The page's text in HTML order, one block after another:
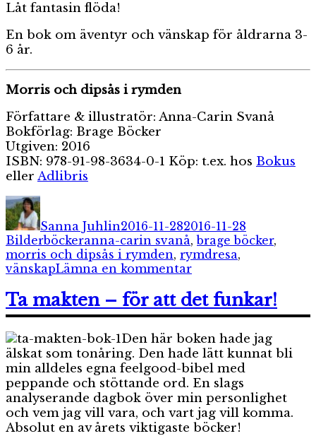
Låt fantasin flöda!
En bok om äventyr och vänskap för åldrarna 3-
6 år.
Morris och dipsås i rymden
Författare & illustratör: Anna-Carin Svanå
Bokförlag: Brage Böcker
Utgiven: 2016
ISBN: 978-91-98-3634-0-1 Köp: t.ex. hos Bokus
eller Adlibris
Författare
Sanna Juhlin2016-11-282016-11-28
BilderböckerEtiketter
anna-carin svanå,brage böcker,
morris och dipsås i rymden, rymdresa,
vänskapLämna en kommentartill
och
Dipsås
rymden
Ta makten – för att det funkar!
Den här boken hade jag
älskat som tonåring. Den hade lätt kunnat bli
min alldeles egna feelgood-bibel med
peppande och stöttande ord. En slags
analyserande dagbok över min personlighet
och vem jag vill vara, och vart jag vill komma.
Absolut en av årets viktigaste böcker!